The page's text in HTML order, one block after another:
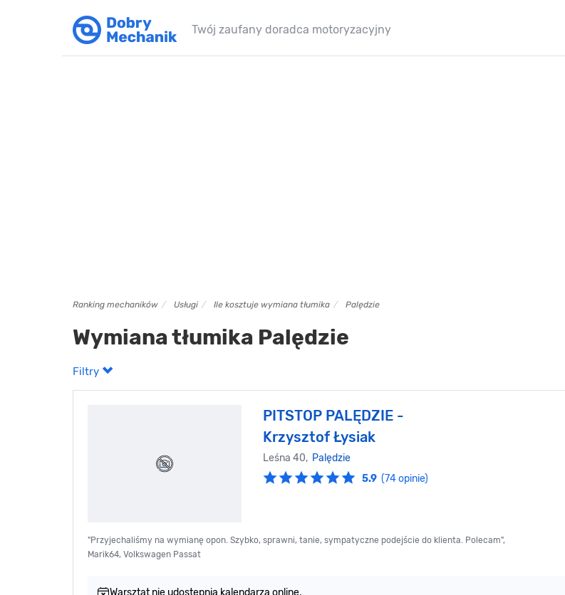
Twój zaufany doradca motoryzacyjny
Ranking mechaników Usługi Ile kosztuje wymiana tłumika Palędzie
Wymiana tłumika Palędzie
Filtry
PITSTOP PALĘDZIE -
Krzysztof Łysiak
Leśna 40, Palędzie
5.9 (74 opinie)
"Przyjechaliśmy na wymianę opon. Szybko, sprawni, tanie, sympatyczne podejście do klienta. Polecam",
Marik64, Volkswagen Passat
Warsztat nie udostępnia kalendarza online.